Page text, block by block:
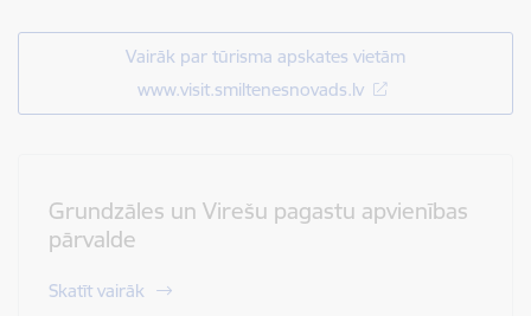
Vairāk par tūrisma apskates vietām
www.visit.smiltenesnovads.lv
Grundzāles un Virešu pagastu apvienības
pārvalde
Skatīt vairāk